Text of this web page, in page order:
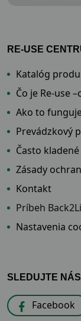
RE-USE
Katalóg
Čo je Re-use
Ako to
Prevádzkový
Často
Zásady
Kontakt
Príbeh
Nastavenia
SLEDUJTE
Facebook